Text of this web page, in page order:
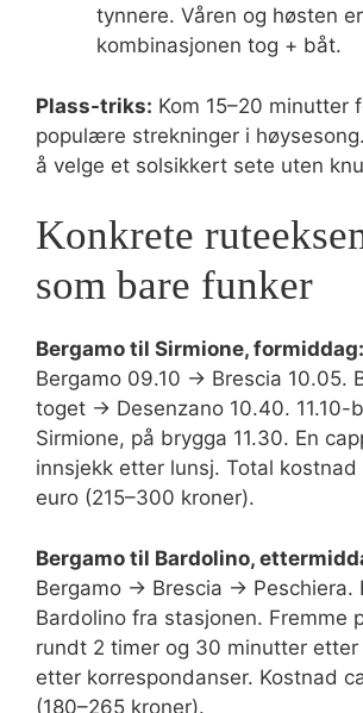
tynnere. Våren og høsten
kombinasjonen tog + båt.
Plass-triks: Kom 15–20 minutter
populære strekninger i
å velge et solsikkert sete uten
Konkrete
som bare funker
Bergamo til Sirmione, formiddag:
Bergamo 09.10 → Brescia 10.05.
toget → Desenzano 10.40. 11.10-
Sirmione, på brygga 11.30. En
innsjekk etter lunsj. Total kostnad
euro (215–300 kroner).
Bergamo til Bardolino,
Bergamo → Brescia → Peschiera.
Bardolino fra stasjonen. Fremme
rundt 2 timer og 30 minutter
etter korrespondanser. Kostnad
(180–265 kroner).